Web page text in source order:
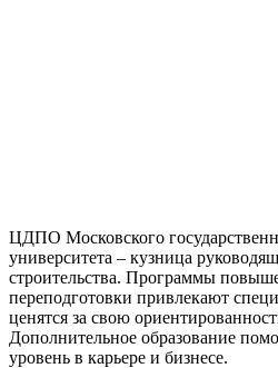
ЦДПО Московского
университета – кузница
строительства. Программы
переподготовки привлекают
ценятся за свою
Дополнительное образование
уровень в карьере и бизнесе.